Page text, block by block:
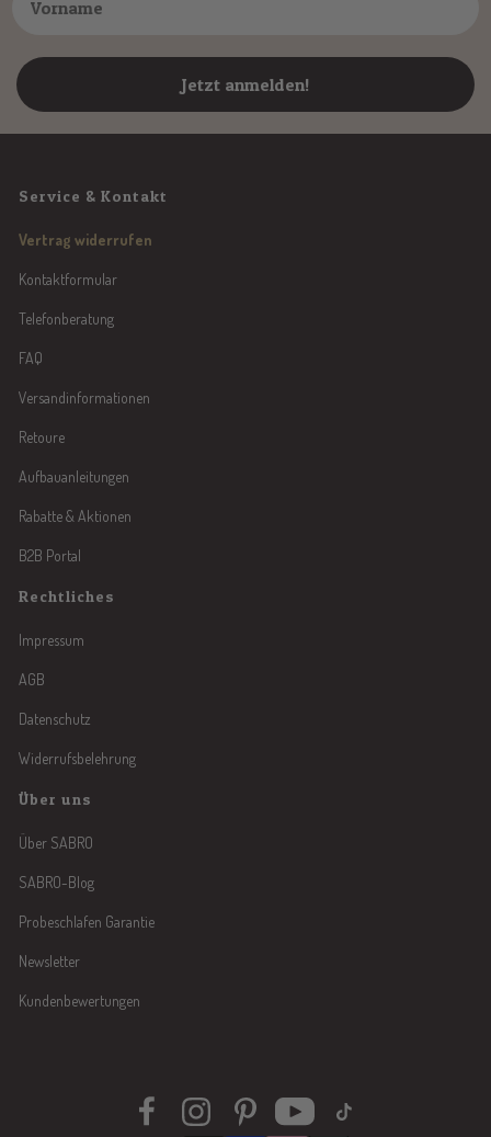
Jetzt anmelden!
Service & Kontakt
Vertrag widerrufen
Kontaktformular
Telefonberatung
FAQ
Versandinformationen
Retoure
Aufbauanleitungen
Rabatte & Aktionen
B2B Portal
Rechtliches
Impressum
AGB
Datenschutz
Widerrufsbelehrung
Über uns
Über SABRO
SABRO-Blog
Probeschlafen Garantie
Newsletter
Kundenbewertungen